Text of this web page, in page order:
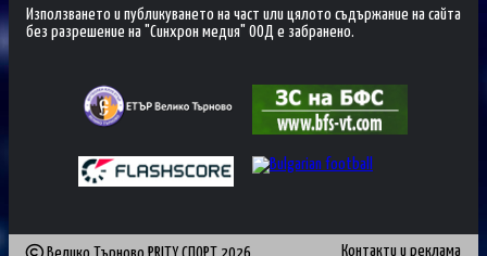
Използването и публикуването на част или цялото съдържание на сайта
без разрешение на "Синхрон медия" ООД е забранено.
Контакти и реклама